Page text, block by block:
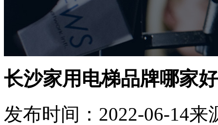
长沙家用电梯品牌哪家
发布时间：2022-06-14来